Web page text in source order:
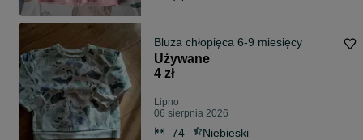
Bluza chłopięca 6-9 miesięcy
Używane
4 zł
Lipno
06 sierpnia 2026
74 Niebieski